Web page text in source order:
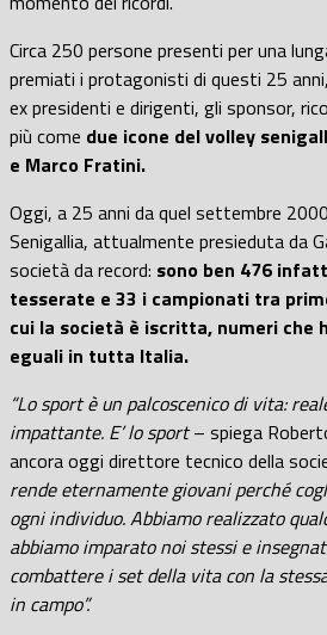
Circa 250 persone presenti per una
premiati i protagonisti di questi 25
ex presidenti e dirigenti, gli sponsor,
più come due icone del volley
e Marco Fratini.
Oggi, a 25 anni da quel settembre
Senigallia, attualmente presieduta da
società da record: sono ben 476
tesserate e 33 i campionati tra
cui la società è iscritta, numeri che
eguali in tutta Italia.
“Lo sport è un palcoscenico di vita:
impattante. E’ lo sport– spiega
ancora oggi direttore tecnico della
rende eternamente giovani perché
ogni individuo. Abbiamo realizzato
abbiamo imparato noi stessi e
combattere i set della vita con la
in campo”.